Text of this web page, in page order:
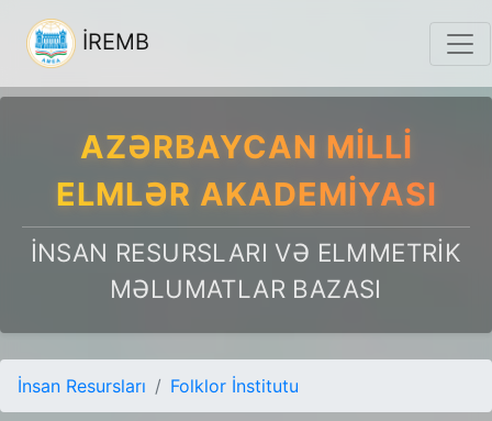
İREMB
AZƏRBAYCAN MILLI
ELMLƏR AKADEMIYASI
İNSAN RESURSLARI VƏ ELMMETRIK
MƏLUMATLAR BAZASI
İnsan Resursları Folklor İnstitutu